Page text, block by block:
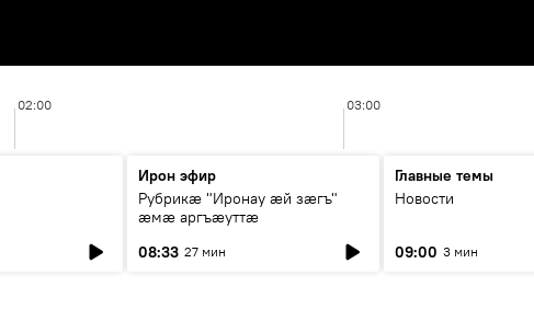
02:00 03:00
Ирон эфир
Рубрикæ "Иронау ӕй зӕгъ"
ӕмӕ аргъӕуттӕ
08:33 27 мин
Главные темы
Новости
09:00 3 мин